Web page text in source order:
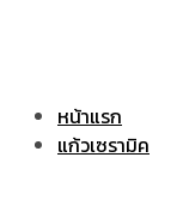
หน้าแรก
แก้วเซรามิค